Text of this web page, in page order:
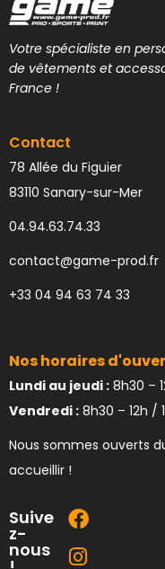
Votre spécialiste en
de vêtements et
France !
Contact
78 Allée du Figuier
83110 Sanary-sur-Mer
04.94.63.74.33
contact@game-prod.fr
+33 04 94 63 74 33
Nos horaires
Lundi au jeudi : 8h30 –
Vendredi : 8h30 – 12h /
Nous sommes ouverts
accueillir !
Suive
z-
nous